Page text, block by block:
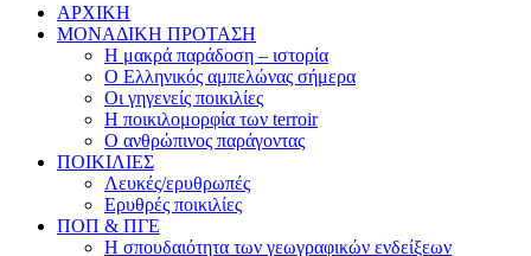
ΑΡΧΙΚΗ
ΜΟΝΑΔΙΚΗ ΠΡΟΤΑΣΗ
Η μακρά παράδοση – ιστορία
Ο Ελληνικός αμπελώνας σήμερα
Οι γηγενείς ποικιλίες
Η ποικιλομορφία των terroir
O ανθρώπινος παράγοντας
ΠΟΙΚΙΛΙΕΣ
Λευκές/ερυθρωπές
Ερυθρές ποικιλίες
ΠΟΠ & ΠΓΕ
Η σπουδαιότητα των γεωγραφικών ενδείξεων